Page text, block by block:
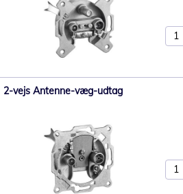
2-vejs Antenne-væg-udtag